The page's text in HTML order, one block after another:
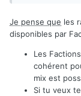
problème c'est
l'énervement
Je pense que les
disponibles par
Les
cohérent
mix est
Si tu veux